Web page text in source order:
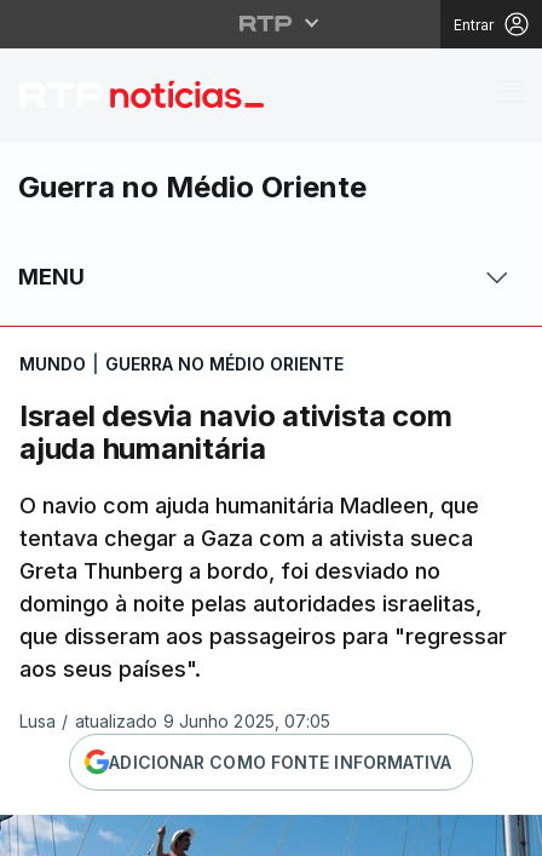
Entrar
Israel desvia navio
Guerra no Médio Oriente
MENU
MUNDO GUERRA NO MÉDIO ORIENTE
Israel desvia navio ativista com
ajuda humanitária
O navio com ajuda humanitária Madleen, que
tentava chegar a Gaza com a ativista sueca
Greta Thunberg a bordo, foi desviado no
domingo à noite pelas autoridades israelitas,
que disseram aos passageiros para "regressar
aos seus países".
Lusa / atualizado 9 Junho 2025, 07:05
ADICIONAR COMO FONTE INFORMATIVA